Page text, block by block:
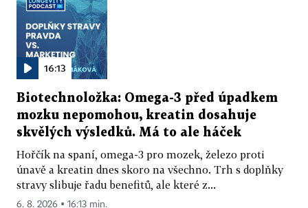
16:13
Biotechnoložka: Omega-3 před úpadkem
mozku nepomohou, kreatin dosahuje
skvělých výsledků. Má to ale háček
Hořčík na spaní, omega-3 pro mozek, železo proti
únavě a kreatin dnes skoro na všechno. Trh s doplňky
stravy slibuje řadu benefitů, ale které z...
6. 8. 2026 ▪ 16:13 min.